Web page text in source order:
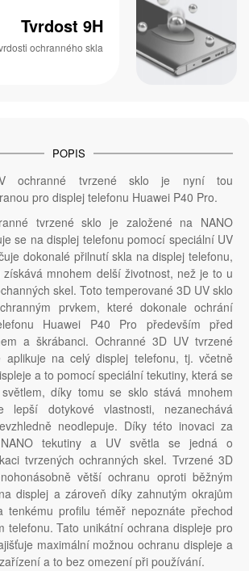
Tvrdost 9H
ochranného skla
POPIS
ochranné tvrzené sklo je nyní tou
pro displej telefonu Huawei P40 Pro.
tvrzené sklo je založené na NANO
se na displej telefonu pomocí speciální UV
dokonalé přilnutí skla na displej telefonu,
mnohem delší životnost, než je to u
skel. Toto temperované 3D UV sklo
prvkem, které dokonale ochrání
Huawei P40 Pro především před
a škrábanci. Ochranné 3D UV tvrzené
aplikuje na celý displej telefonu, tj. včetně
a to pomocí speciální tekutiny, která se
díky tomu se sklo stává mnohem
lepší dotykové vlastnosti, nezanechává
neodlepuje. Díky této inovaci za
tekutiny a UV světla se jedná o
tvrzených ochranných skel. Tvrzené 3D
větší ochranu oproti běžným
displej a zároveň díky zahnutým okrajům
tenkému profilu téměř nepoznáte přechod
telefonu. Tato unikátní ochrana displeje pro
maximální možnou ochranu displeje a
a to bez omezení při používání.